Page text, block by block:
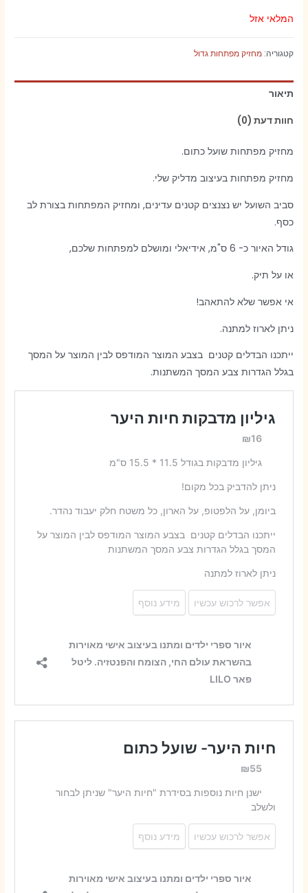
המלאי אזל
קטגוריה:מחזיק מפתחות גדול
תיאור
חוות דעת (0)
מחזיק מפתחות שועל כתום.
מחזיק מפתחות בעיצוב מדליק שלי.
סביב השועל יש נצנצים קטנים עדינים, ומחזיק המפתחות בצורת לב
כסף.
גודל האיור כ- 6 ס"מ, אידיאלי ומושלם למפתחות שלכם,
או על תיק.
אי אפשר שלא להתאהב!
ניתן לארוז למתנה.
ייתכנו הבדלים קטנים בצבע המוצר המודפס לבין המוצר על המסך
בגלל הגדרות צבע המסך המשתנות.